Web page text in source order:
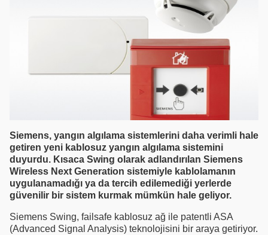
Siemens, yangın algılama sistemlerini daha verimli hale
getiren yeni kablosuz yangın algılama sistemini
duyurdu. Kısaca Swing olarak adlandırılan Siemens
Wireless Next Generation sistemiyle kablolamanın
uygulanamadığı ya da tercih edilemediği yerlerde
güvenilir bir sistem kurmak mümkün hale geliyor.
Siemens Swing, failsafe kablosuz ağ ile patentli ASA
(Advanced Signal Analysis) teknolojisini bir araya getiriyor.